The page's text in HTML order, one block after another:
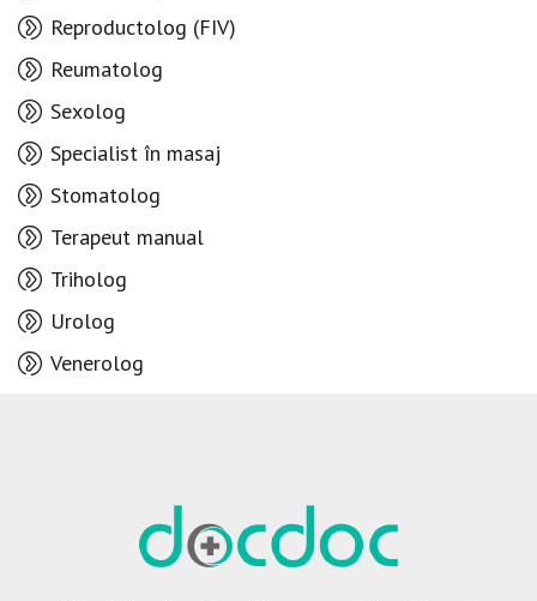
Reproductolog (FIV)
Reumatolog
Sexolog
Specialist în masaj
Stomatolog
Terapeut manual
Triholog
Urolog
Venerolog